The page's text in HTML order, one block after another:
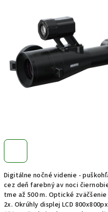
Digitálne nočné videnie -
cez deň farebný av noci
tme až 500 m. Optické
2x. Okrúhly displej LCD
5
hviezdičiek.